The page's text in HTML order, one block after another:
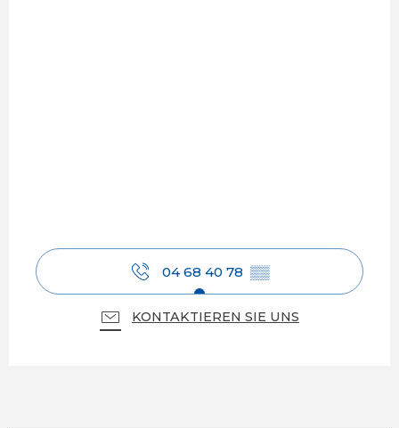
04 68 40 78 ▒▒
KONTAKTIEREN SIE UNS